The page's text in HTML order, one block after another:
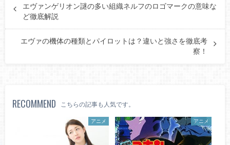
エヴァンゲリオン謎の多い組織ネルフのロゴマークの意味な
ど徹底解説
エヴァの機体の種類とパイロットは？違いと強さを徹底考
察！
RECOMMEND こちらの記事も人気です。
アニメ アニメ